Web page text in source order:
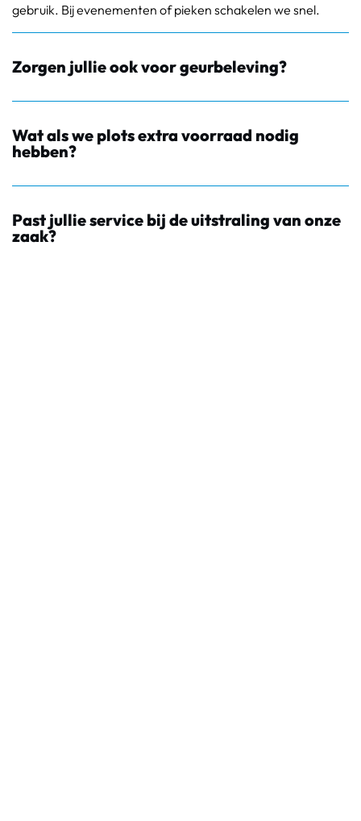
gebruik. Bij evenementen of pieken schakelen we snel.
Zorgen jullie ook voor geurbeleving?
Wat als we plots extra voorraad nodig
hebben?
Past jullie service bij de uitstraling van onze
zaak?